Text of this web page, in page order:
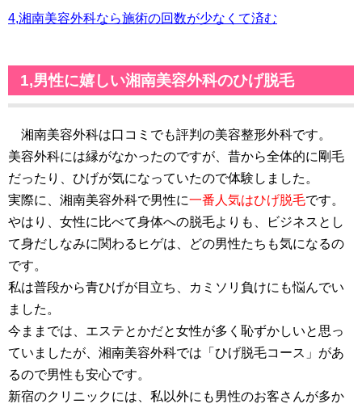
4,湘南美容外科なら施術の回数が少なくて済む
1,男性に嬉しい湘南美容外科のひげ脱毛
湘南美容外科は口コミでも評判の美容整形外科です。
美容外科には縁がなかったのですが、昔から全体的に剛毛
だったり、ひげが気になっていたので体験しました。
実際に、湘南美容外科で男性に一番人気はひげ脱毛です。
やはり、女性に比べて身体への脱毛よりも、ビジネスとし
て身だしなみに関わるヒゲは、どの男性たちも気になるの
です。
私は普段から青ひげが目立ち、カミソリ負けにも悩んでい
ました。
今ままでは、エステとかだと女性が多く恥ずかしいと思っ
ていましたが、湘南美容外科では「ひげ脱毛コース」があ
るので男性も安心です。
新宿のクリニックには、私以外にも男性のお客さんが多か